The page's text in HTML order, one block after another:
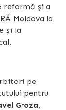
reformă și a
Moldova la
și la
pe
pentru
Groza,